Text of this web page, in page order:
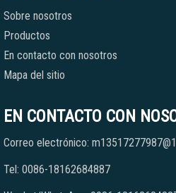
Sobre nosotros
Productos
En contacto con nosotros
Mapa del sitio
EN CONTACTO CON
Correo electrónico:
Tel: 0086-18162684887